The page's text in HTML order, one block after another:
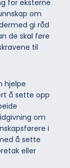
for eksterne
om
gi råd
de skal føre
til
hjelpe
å sette opp
om
i
å sette
eller